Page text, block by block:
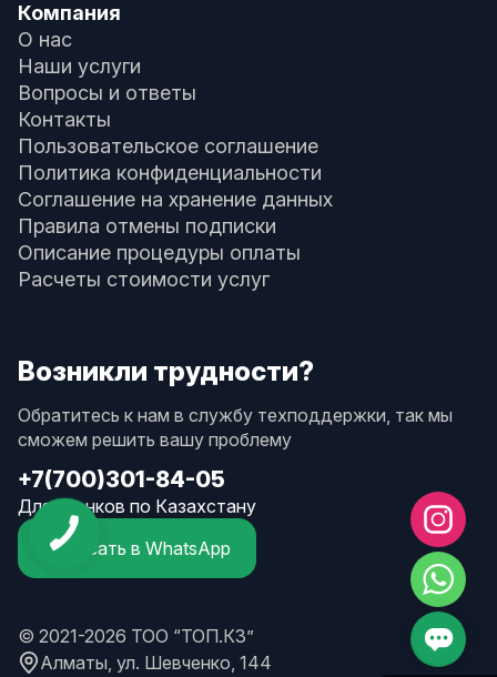
Компания
О нас
Наши услуги
Вопросы и ответы
Контакты
Пользовательское соглашение
Политика конфиденциальности
Соглашение на хранение данных
Правила отмены подписки
Описание процедуры оплаты
Расчеты стоимости услуг
Возникли трудности?
Обратитесь к нам в службу техподдержки, так мы
сможем решить вашу проблему
+7(700)301-84-05
Для звонков по Казахстану
Написать в WhatsApp
© 2021-2026 ТОО “ТОП.КЗ”
Алматы, ул. Шевченко, 144